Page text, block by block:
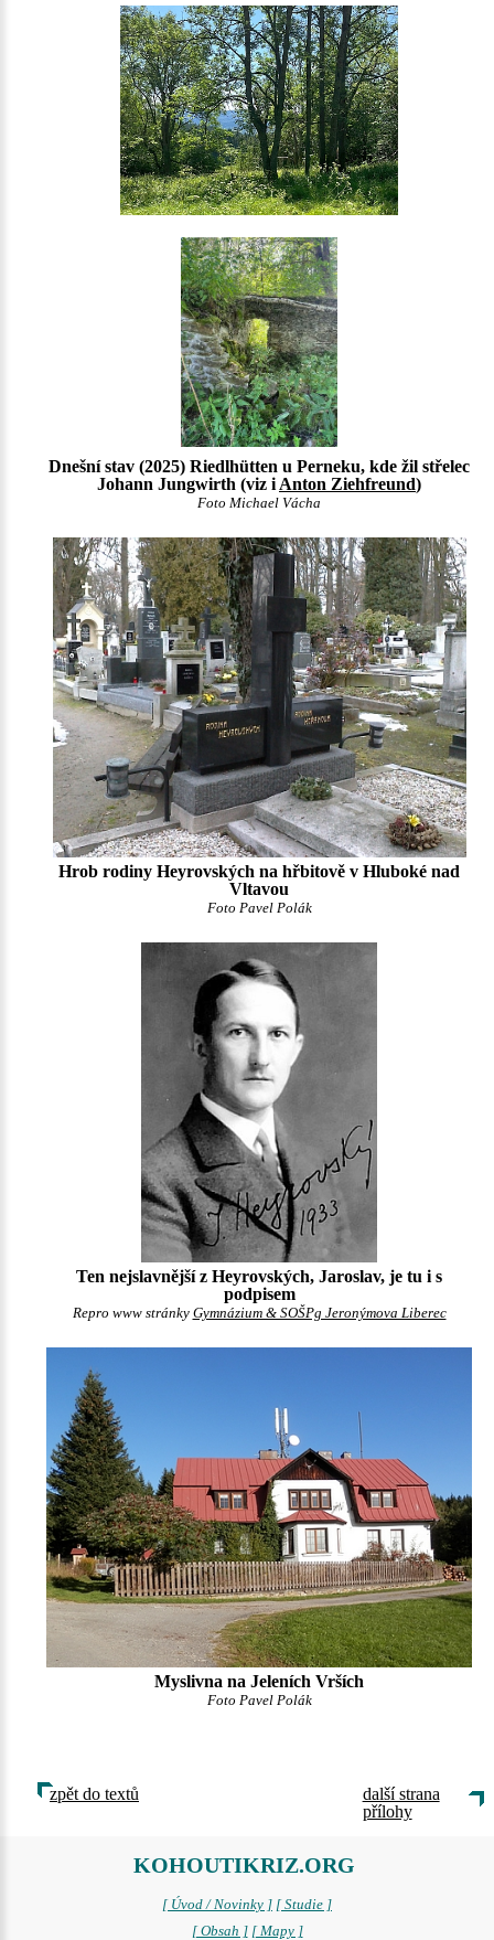
Dnešní stav (2025) Riedlhütten u Perneku, kde žil střelec
Johann Jungwirth (viz i Anton Ziehfreund)
Foto Michael Vácha
Hrob rodiny Heyrovských na hřbitově v Hluboké nad
Vltavou
Foto Pavel Polák
Ten nejslavnější z Heyrovských, Jaroslav, je tu i s
podpisem
Repro www stránky Gymnázium & SOŠPg Jeronýmova Liberec
Myslivna na Jeleních Vrších
Foto Pavel Polák
zpět do textů
další strana
přílohy
KOHOUTIKRIZ.ORG
[ Úvod / Novinky ] [ Studie ]
[ Obsah ] [ Mapy ]